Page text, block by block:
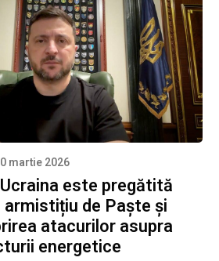
martie 2026
este pregătită
armistițiu de Paște și
atacurilor asupra
energetice